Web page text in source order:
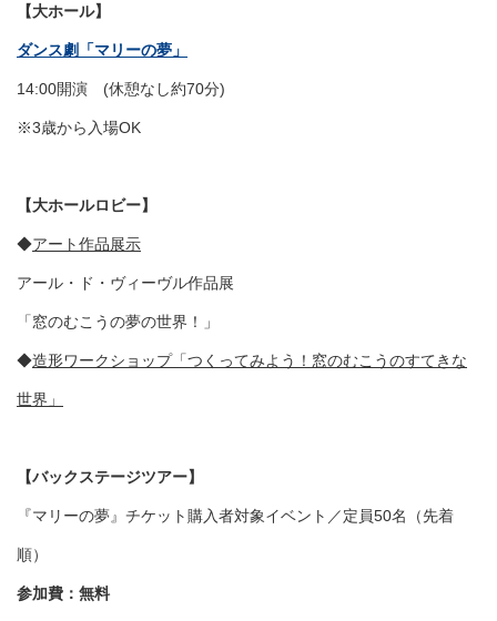
【大ホール】
ダンス劇「マリーの夢」
14:00開演 (休憩なし約70分)
※3歳から入場OK
【大ホールロビー】
◆アート作品展示
アール・ド・ヴィーヴル作品展
「窓のむこうの夢の世界！」
◆造形ワークショップ「つくってみよう！窓のむこうのすてきな
世界」
【バックステージツアー】
『マリーの夢』チケット購入者対象イベント／定員50名（先着
順）
参加費：無料